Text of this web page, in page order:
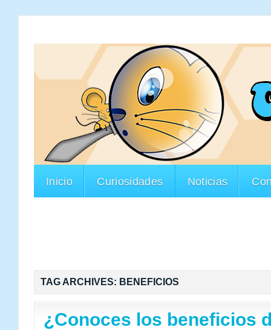
Inicio Curiosidades Noticias
TAG ARCHIVES: BENEFICIOS
¿Conoces los beneficios